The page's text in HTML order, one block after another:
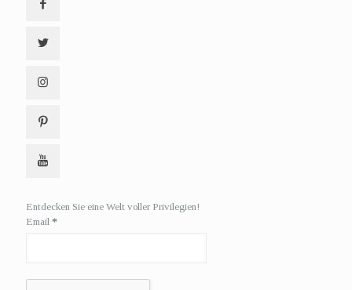
Entdecken Sie eine Welt voller Privilegien!
Email *